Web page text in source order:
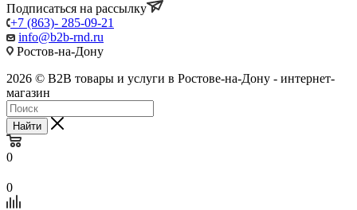
Подписаться на рассылку
+7 (863)- 285-09-21
info@b2b-rnd.ru
Ростов-на-Дону
2026 © B2B товары и услуги в Ростове-на-Дону - интернет-
магазин
Найти
0
0